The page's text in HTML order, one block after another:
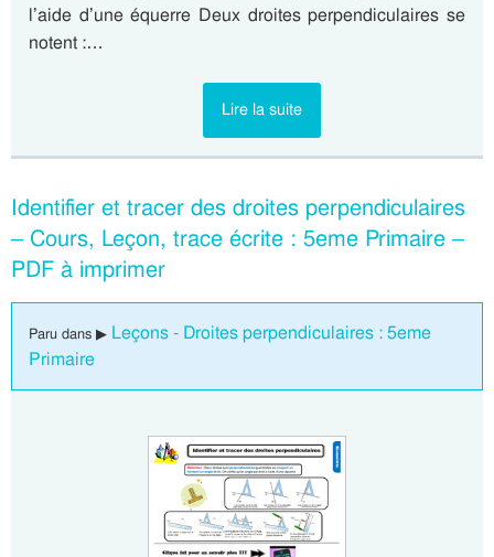
l’aide d’une équerre Deux droites perpendiculaires se
notent :…
Lire la suite
Identifier et tracer des droites perpendiculaires
– Cours, Leçon, trace écrite : 5eme Primaire –
PDF à imprimer
Paru dans ▶ Leçons - Droites perpendiculaires : 5eme
Primaire